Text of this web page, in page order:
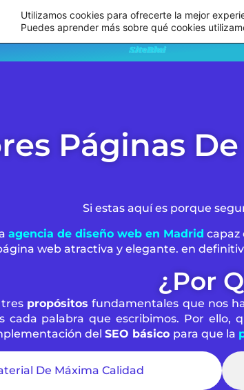
Servicios
Páginas
Si estas aquí es porque
agencia de diseño web en Madrid capaz
web atractiva y elegante. en
¿Por
propósitos fundamentales que nos
cada palabra que escribimos. Por ello,
del SEO básico para que la
De Máxima Calidad
Utilizamos cookies para ofrecerte la mejor
Puedes aprender más sobre qué cookies